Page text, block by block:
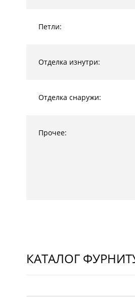
Петли:
Отделка изнутри:
Отделка снаружи:
Прочее:
КАТАЛОГ